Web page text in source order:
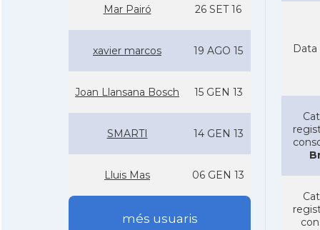
Mar Pairó 26 SET 16
xavier marcos 19 AGO 15
Joan Llansana Bosch 15 GEN 13
SMARTI 14 GEN 13
Lluis Mas 06 GEN 13
més usuaris
Data